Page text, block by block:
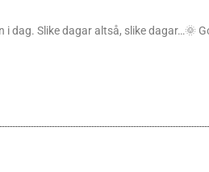
dag. Slike dagar altså, slike dagar…🌞